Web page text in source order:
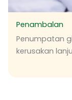
Penambalan
Penumpatan
kerusakan